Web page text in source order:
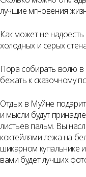
лучшие мгновения
Как может не
холодных и серых
Пора собирать волю в
бежать к сказочному
Отдых в Муйне
и мысли будут
листьев пальм. Вы
коктейлями лежа на
шикарном купальнике
вами будет лучших